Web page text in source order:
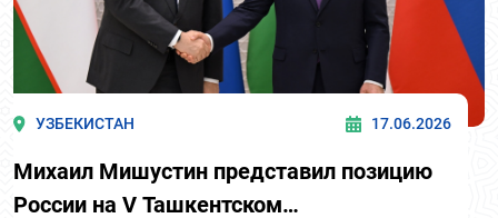
УЗБЕКИСТАН 17.06.2026
Михаил Мишустин представил позицию
России на V Ташкентском